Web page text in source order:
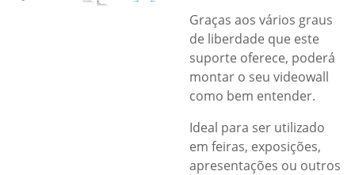
Graças aos vários graus
de liberdade que este
suporte oferece, poderá
montar o seu videowall
como bem entender.
Ideal para ser utilizado
em feiras, exposições,
apresentações ou outros